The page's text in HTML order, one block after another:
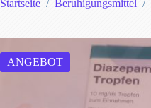
Startseite / Beruhigungsmittel /
ANGEBOT